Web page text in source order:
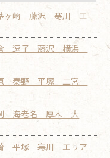
ヶ崎 藤沢 寒川 エ
倉 逗子 藤沢 横浜
原 秦野 平塚 二宮
海老名 厚木 大
平塚 寒川 エリア